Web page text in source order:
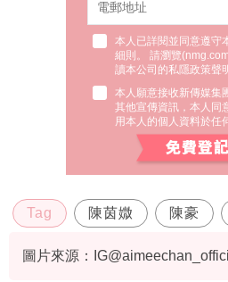
本人已詳閱並同意遵守
細則。 請瀏覽(
讀本公司的私隱政策聲
本人願意接收新傳媒集
其他宣傳資訊，本人同
用本人的個人資料於任
Tag 陳茵媺 陳豪
圖片來源：